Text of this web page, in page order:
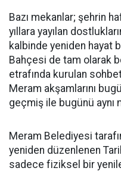
Bazı mekanlar; şehrin
yıllara yayılan
kalbinde yeniden hayat
Bahçesi de tam olarak
etrafında kurulan
Meram akşamlarını
geçmiş ile bugünü aynı
Meram Belediyesi
yeniden düzenlenen
sadece fiziksel bir